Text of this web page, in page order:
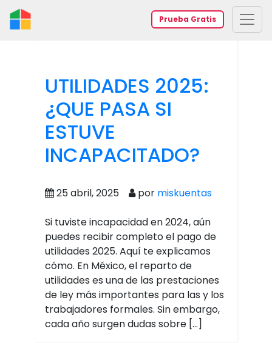
Prueba Gratis
UTILIDADES 2025:
¿QUE PASA SI
ESTUVE
INCAPACITADO?
25 abril, 2025 por miskuentas
Si tuviste incapacidad en 2024, aún
puedes recibir completo el pago de
utilidades 2025. Aquí te explicamos
cómo. En México, el reparto de
utilidades es una de las prestaciones
de ley más importantes para las y los
trabajadores formales. Sin embargo,
cada año surgen dudas sobre […]